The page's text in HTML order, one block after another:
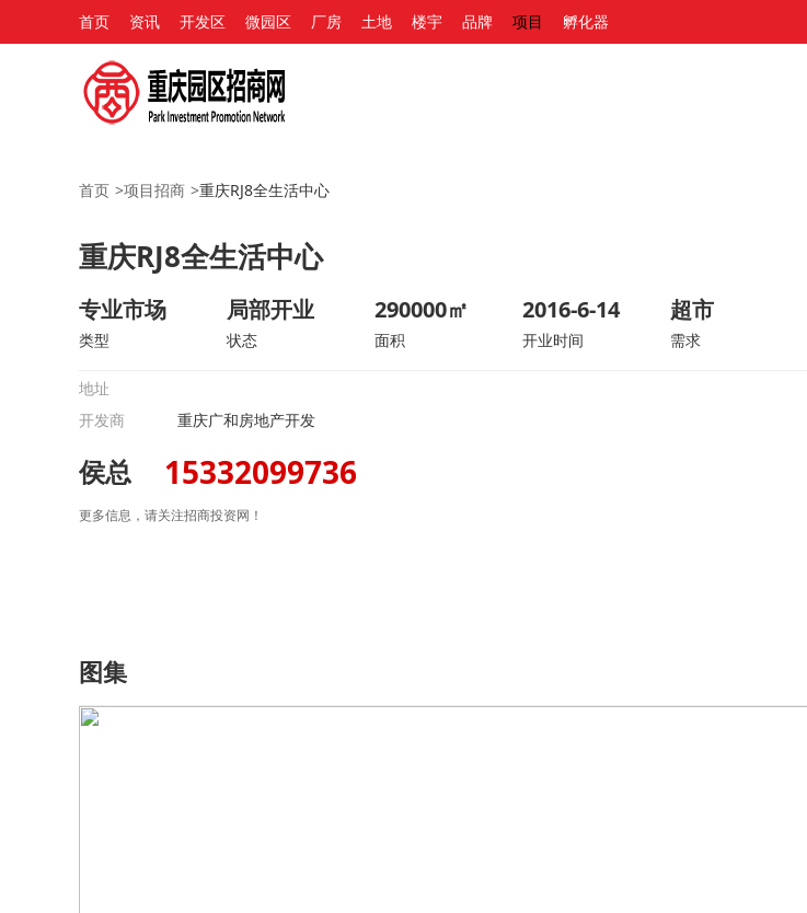
首页 资讯 开发区 微园区 厂房 土地 楼宇 品牌 项目 孵化器
首页 >项目招商 >重庆RJ8全生活中心
重庆RJ8全生活中心
专业市场
类型
局部开业
状态
290000㎡
面积
2016-6-14
开业时间
超市
需求
地址
开发商
重庆广和房地产开发
侯总 15332099736
更多信息，请关注招商投资网！
图集